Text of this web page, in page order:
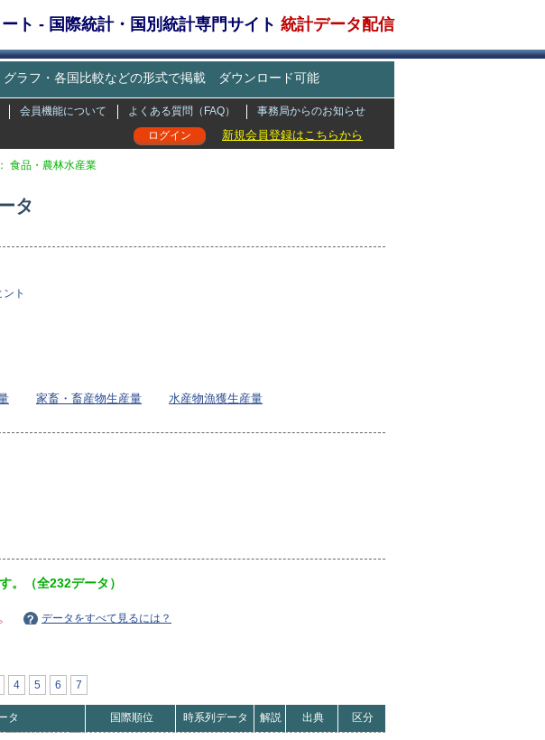
ト - 国際統計・国別統計専門サイト 統計データ配信
ラフ・各国比較などの形式で掲載 ダウンロード可能
事務局からのお知らせ
よくある質問（FAQ）
会員機能について
新規会員登録はこちらから
ログイン
食品・農林水産業
タ
ト
家畜・畜産物生産量 水産物漁獲生産量
。（全232データ）
データをすべて見るには？
4 5 6 7
タ 国際順位 時系列データ 解説 出典 区分